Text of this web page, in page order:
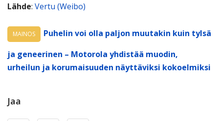
Lähde: Vertu (Weibo)
MAINOS
Puhelin voi olla paljon muutakin kuin tylsä
ja geneerinen – Motorola yhdistää muodin,
urheilun ja korumaisuuden näyttäviksi kokoelmiksi
Jaa